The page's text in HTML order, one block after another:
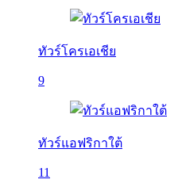
ทัวร์โครเอเชีย
9
ทัวร์แอฟริกาใต้
11